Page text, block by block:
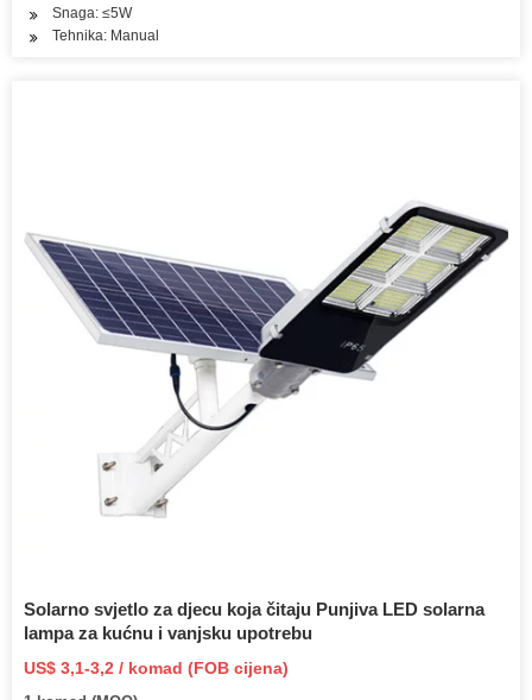
Snaga: ≤5W
Tehnika: Manual
Solarno svjetlo za djecu koja čitaju Punjiva LED solarna
lampa za kućnu i vanjsku upotrebu
US$ 3,1-3,2 / komad (FOB cijena)